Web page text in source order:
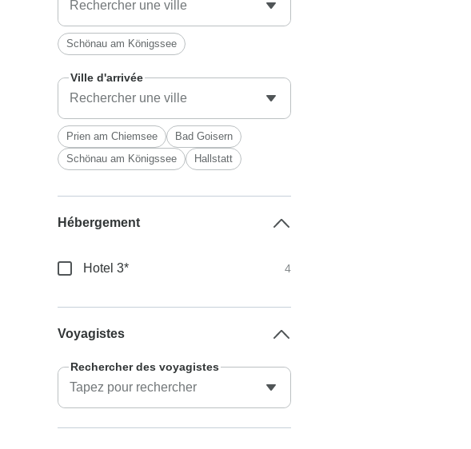
Schönau am Königssee
Ville d'arrivée
Prien am Chiemsee
Bad Goisern
Schönau am Königssee
Hallstatt
Hébergement
Hotel 3* 4
Voyagistes
Rechercher des voyagistes